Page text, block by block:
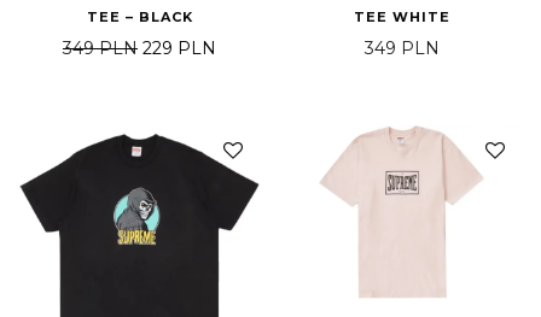
TEE – BLACK
349PLN Pierwotna cena wynosiła: 349 PLN.
229 PLN Aktualna cena wynosi: 229 PLN.
TEE WHITE
349 PLN